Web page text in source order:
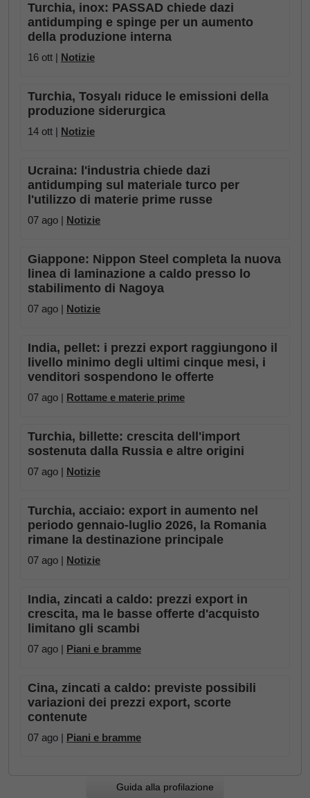
Turchia, inox: PASSAD chiede dazi
antidumping e spinge per un aumento
della produzione interna
16 ott | Notizie
Turchia, Tosyalı riduce le emissioni della
produzione siderurgica
14 ott | Notizie
Ucraina: l'industria chiede dazi
antidumping sul materiale turco per
l'utilizzo di materie prime russe
07 ago | Notizie
Giappone: Nippon Steel completa la nuova
linea di laminazione a caldo presso lo
stabilimento di Nagoya
07 ago | Notizie
India, pellet: i prezzi export raggiungono il
livello minimo degli ultimi cinque mesi, i
venditori sospendono le offerte
07 ago | Rottame e materie prime
Turchia, billette: crescita dell'import
sostenuta dalla Russia e altre origini
07 ago | Notizie
Turchia, acciaio: export in aumento nel
periodo gennaio-luglio 2026, la Romania
rimane la destinazione principale
07 ago | Notizie
India, zincati a caldo: prezzi export in
crescita, ma le basse offerte d'acquisto
limitano gli scambi
07 ago | Piani e bramme
Cina, zincati a caldo: previste possibili
variazioni dei prezzi export, scorte
contenute
07 ago | Piani e bramme
Guida alla profilazione